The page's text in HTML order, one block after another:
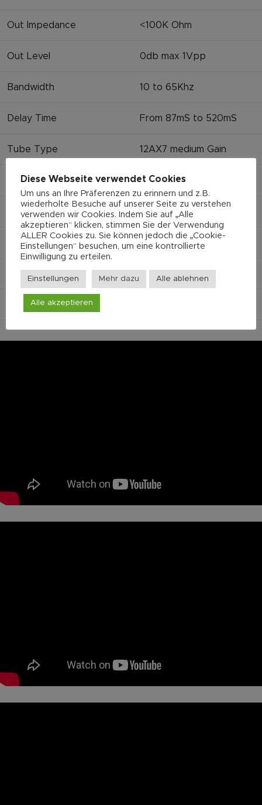
Out Impedance <100K Ohm
Out Level 0db max 1Vpp
Bandwidth 10 to 65Khz
Delay Time From 87mS to 520mS
Tube Type 12AX7 medium Gain
Signal Noise Ratio <76db
Weight 0.5kg (1.1 lbs)
Length 126mm (4.9″)
Width 94mm (3.7″)
Height
Diese Webseite verwendet Cookies
Um uns an Ihre Präferenzen zu erinnern und z.B.
wiederholte Besuche auf unserer Seite zu verstehen
verwenden wir Cookies. Indem Sie auf „Alle
akzeptieren“ klicken, stimmen Sie der Verwendung
ALLER Cookies zu. Sie können jedoch die „Cookie-
Einstellungen“ besuchen, um eine kontrollierte
Einwilligung zu erteilen.
Einstellungen Mehr dazu Alle ablehnen
Alle akzeptieren